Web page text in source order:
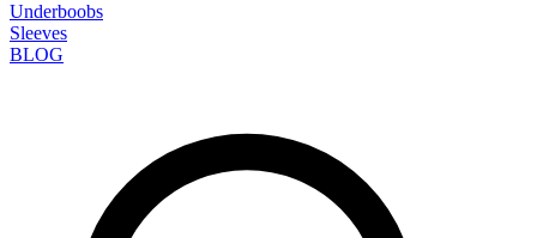
Underboobs
Sleeves
BLOG